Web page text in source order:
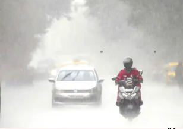
సూచన.. 26న
అల్పపీడనం
TEJAVYAS BESTHA
ఈ వార్తాకథనం ఏంటి
తెలుగు రాష్ట్రాలకు మరోసారి వర్ష
బంగాళాఖాతం
లో